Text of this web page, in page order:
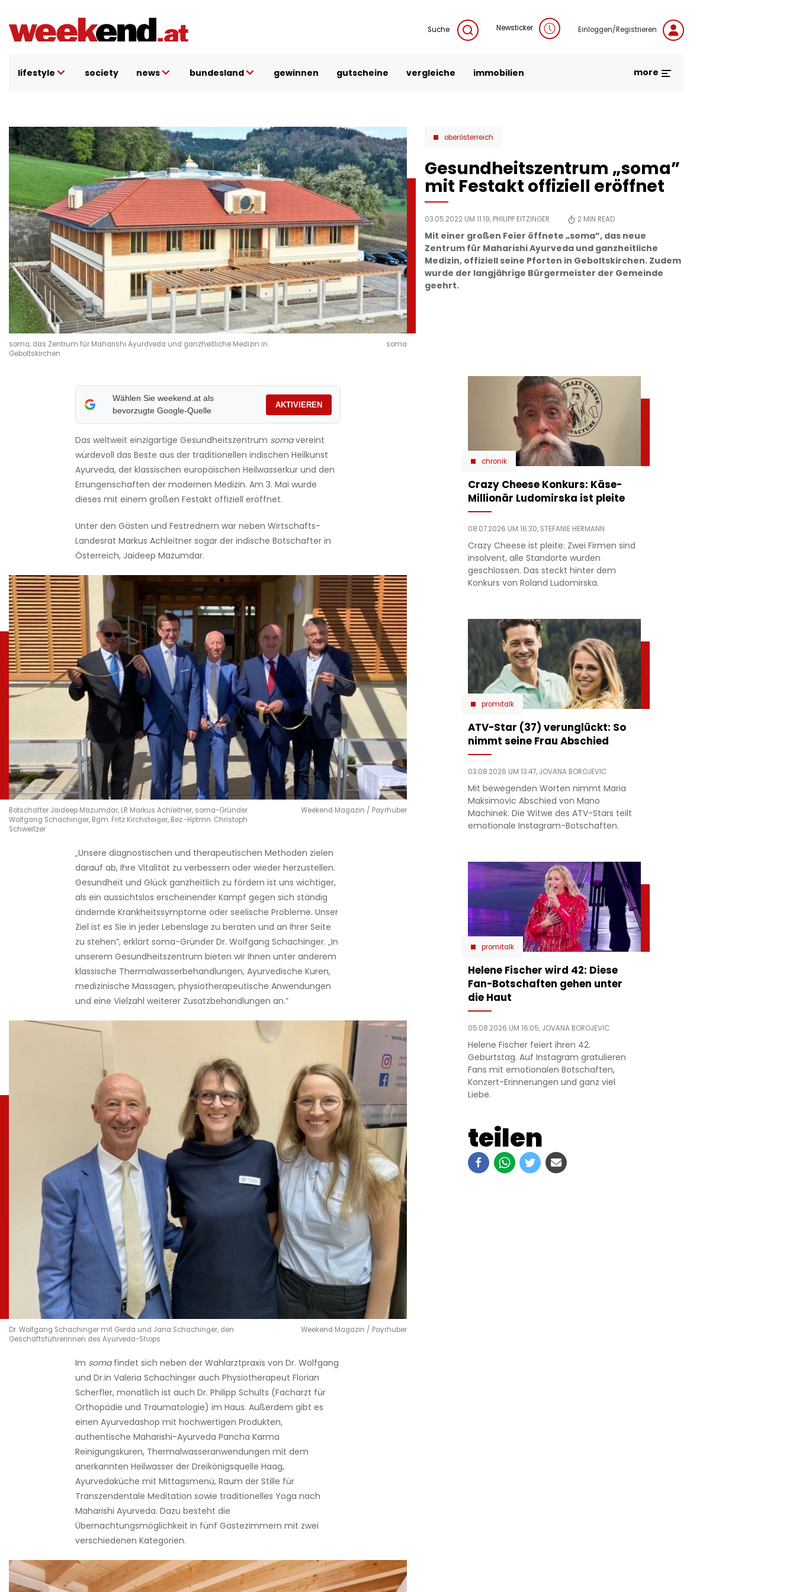
Inhalt
Suche Newsticker Einloggen/Registrieren
lifestyle society news bundesland gewinnen gutscheine vergleiche immobilien more
soma, das Zentrum für Maharishi Ayurdveda und ganzheitliche Medizin in
Geboltskirchen
soma
oberösterreich
Gesundheitszentrum „soma”
mit Festakt offiziell eröffnet
03.05.2022 UM 11:19, PHILIPP EITZINGER 2 MIN READ
Mit einer großen Feier öffnete „soma”, das neue
Zentrum für Maharishi Ayurveda und ganzheitliche
Medizin, offiziell seine Pforten in Geboltskirchen. Zudem
wurde der langjährige Bürgermeister der Gemeinde
geehrt.
Wählen Sie weekend.at als
bevorzugte Google-Quelle
AKTIVIEREN
Das weltweit einzigartige Gesundheitszentrum somavereint
würdevoll das Beste aus der traditionellen indischen Heilkunst
Ayurveda, der klassischen europäischen Heilwasserkur und den
Errungenschaften der modernen Medizin. Am 3. Mai wurde
dieses mit einem großen Festakt offiziell eröffnet.
Unter den Gästen und Festrednern war neben Wirtschafts-
Landesrat Markus Achleitner sogar der indische Botschafter in
Österreich, Jaideep Mazumdar.
Botschafter Jaideep Mazumdar, LR Markus Achleitner, soma-Gründer
Wolfgang Schachinger, Bgm. Fritz Kirchsteiger, Bez.-Hptmn. Christoph
Schweitzer
Weekend Magazin / Payrhuber
„Unsere diagnostischen und therapeutischen Methoden zielen
darauf ab, Ihre Vitalität zu verbessern oder wieder herzustellen.
Gesundheit und Glück ganzheitlich zu fördern ist uns wichtiger,
als ein aussichtslos erscheinender Kampf gegen sich ständig
ändernde Krankheitssymptome oder seelische Probleme. Unser
Ziel ist es Sie in jeder Lebenslage zu beraten und an Ihrer Seite
zu stehen”, erklärt soma-Gründer Dr. Wolfgang Schachinger. „In
unserem Gesundheitszentrum bieten wir Ihnen unter anderem
klassische Thermalwasserbehandlungen, Ayurvedische Kuren,
medizinische Massagen, physiotherapeutische Anwendungen
und eine Vielzahl weiterer Zusatzbehandlungen an.”
Dr. Wolfgang Schachinger mit Gerda und Jana Schachinger, den
Geschäftsführerinnen des Ayurveda-Shops
Weekend Magazin / Payrhuber
Im soma findet sich neben der Wahlarztpraxis von Dr. Wolfgang
und Dr.in Valeria Schachinger auch Physiotherapeut Florian
Scherfler, monatlich ist auch Dr. Philipp Schults (Facharzt für
Orthopädie und Traumatologie) im Haus. Außerdem gibt es
einen Ayurvedashop mit hochwertigen Produkten,
authentische Maharishi-Ayurveda Pancha Karma
Reinigungskuren, Thermalwasseranwendungen mit dem
anerkannten Heilwasser der Dreikönigsquelle Haag,
Ayurvedaküche mit Mittagsmenü, Raum der Stille für
Transzendentale Meditation sowie traditionelles Yoga nach
Maharishi Ayurveda. Dazu besteht die
Übernachtungsmöglichkeit in fünf Gästezimmern mit zwei
verschiedenen Kategorien.
teilen
chronik
Crazy Cheese Konkurs: Käse-
Millionär Ludomirska ist pleite
08.07.2026 UM 16:30, STEFANIE HERMANN
Crazy Cheese ist pleite: Zwei Firmen sind
insolvent, alle Standorte wurden
geschlossen. Das steckt hinter dem
Konkurs von Roland Ludomirska.
promitalk
ATV-Star (37) verunglückt: So
nimmt seine Frau Abschied
03.08.2026 UM 13:47, JOVANA BOROJEVIC
Mit bewegenden Worten nimmt Maria
Maksimovic Abschied von Mano
Machinek. Die Witwe des ATV-Stars teilt
emotionale Instagram-Botschaften.
promitalk
Helene Fischer wird 42: Diese
Fan-Botschaften gehen unter
die Haut
05.08.2026 UM 16:05, JOVANA BOROJEVIC
Helene Fischer feiert ihren 42.
Geburtstag. Auf Instagram gratulieren
Fans mit emotionalen Botschaften,
Konzert-Erinnerungen und ganz viel
Liebe.